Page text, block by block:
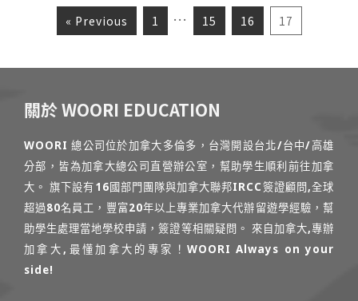
« Previous 1 … 15 16 17
關於 WOORI EDUCATION
WOORI 總公司位於加拿大多倫多，台灣開設台北/台中/高雄
分部，皆為加拿大總公司直營辦公室，幫助學生順利前往加拿
大。 旗下設有16國部門團隊與加拿大聯邦IRCC簽證顧問,全球
超過80名員工，豐富20年以上專業加拿大代辦留遊學經驗，幫
助學生處理當地學校申請，簽證等相關疑問。 來自加拿大,專辦
加拿大,最懂加拿大的專家！WOORI Always on your
side!